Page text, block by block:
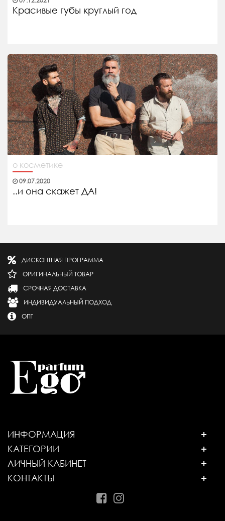
Красивые губы круглый год
о косметике
09.07.2020
..и она скажет ДА!
ДИСКОНТНАЯ ПРОГРАММА
ОРИГИНАЛЬНЫЙ ТОВАР
СРОЧНАЯ ДОСТАВКА
ИНДИВИДУАЛЬНЫЙ ПОДХОД
ОПТ
ИНФОРМАЦИЯ
КАТЕГОРИИ
ЛИЧНЫЙ КАБИНЕТ
КОНТАКТЫ